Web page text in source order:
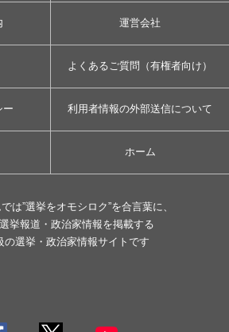
運営会社
よくあるご質問（有権者向け）
ー 利用者情報の外部送信について
ホーム
は”選挙をオモシロク”を合言葉に、
挙報道・政治家情報を掲載する
の選挙・政治家情報サイトです